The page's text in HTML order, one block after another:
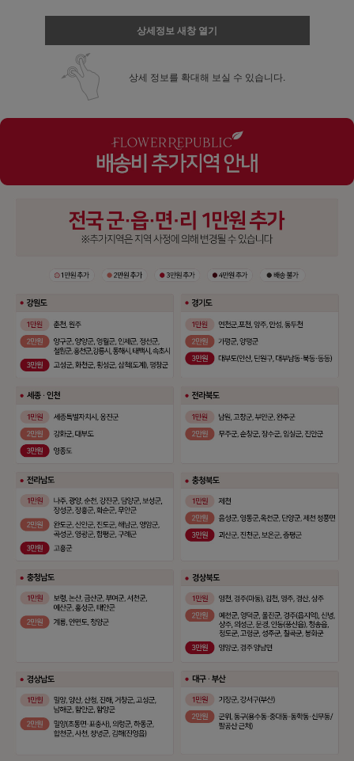
상세정보 새창 열기
상세 정보를 확대해 보실 수 있습니다.